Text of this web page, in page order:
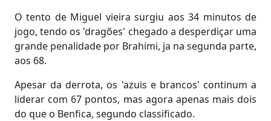
O tento de Miguel vieira surgiu aos 34 minutos de
jogo, tendo os 'dragões' chegado a desperdiçar uma
grande penalidade por Brahimi, ja na segunda parte,
aos 68.
Apesar da derrota, os 'azuis e brancos' continum a
liderar com 67 pontos, mas agora apenas mais dois
do que o Benfica, segundo classificado.